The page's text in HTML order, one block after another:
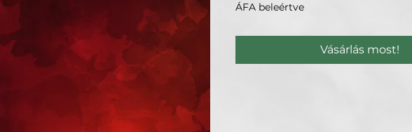
ÁFA beleértve
Vásárlás most!